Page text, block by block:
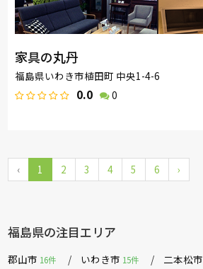
家具の丸丹
福島県いわき市植田町 中央1-4-6
0.0 0
‹ 1 2 3 4 5 6 ›
福島県の注目エリア
郡山市 16件 いわき市 15件 二本松市